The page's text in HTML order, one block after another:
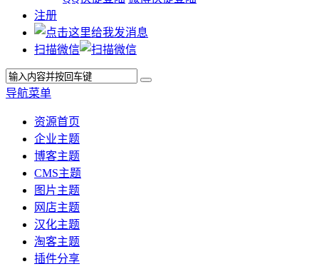
注册
扫描微信
导航菜单
资源首页
企业主题
博客主题
CMS主题
图片主题
网店主题
汉化主题
淘客主题
插件分享